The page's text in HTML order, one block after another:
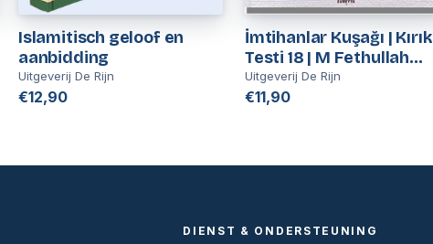
Islamitisch geloof en
aanbidding
Uitgeverij De Rijn
€12,90
İmtihanlar Kuşağı | Kırık
Testi 18 | M Fethullah
Gülen
Uitgeverij De Rijn
€11,90
DIENST & ONDERSTEUNING